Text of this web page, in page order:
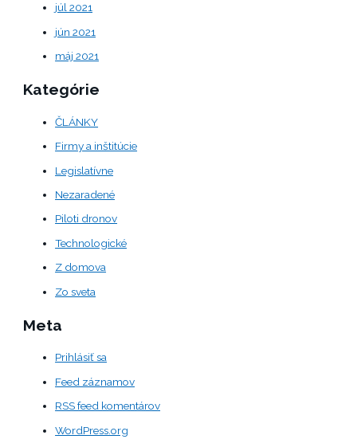
júl 2021
jún 2021
máj 2021
Kategórie
ČLÁNKY
Firmy a inštitúcie
Legislatívne
Nezaradené
Piloti dronov
Technologické
Z domova
Zo sveta
Meta
Prihlásiť sa
Feed záznamov
RSS feed komentárov
WordPress.org